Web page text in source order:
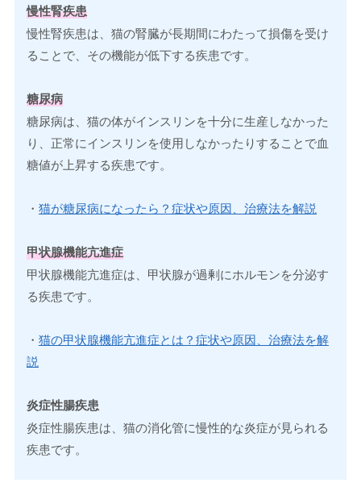
慢性腎疾患
慢性腎疾患は、猫の腎臓が長期間にわたって損傷を受け
ることで、その機能が低下する疾患です。
糖尿病
糖尿病は、猫の体がインスリンを十分に生産しなかった
り、正常にインスリンを使用しなかったりすることで血
糖値が上昇する疾患です。
・ 猫が糖尿病になったら？症状や原因、治療法を解説
甲状腺機能亢進症
甲状腺機能亢進症は、甲状腺が過剰にホルモンを分泌す
る疾患です。
・ 猫の甲状腺機能亢進症とは？症状や原因、治療法を解
説
炎症性腸疾患
炎症性腸疾患は、猫の消化管に慢性的な炎症が見られる
疾患です。